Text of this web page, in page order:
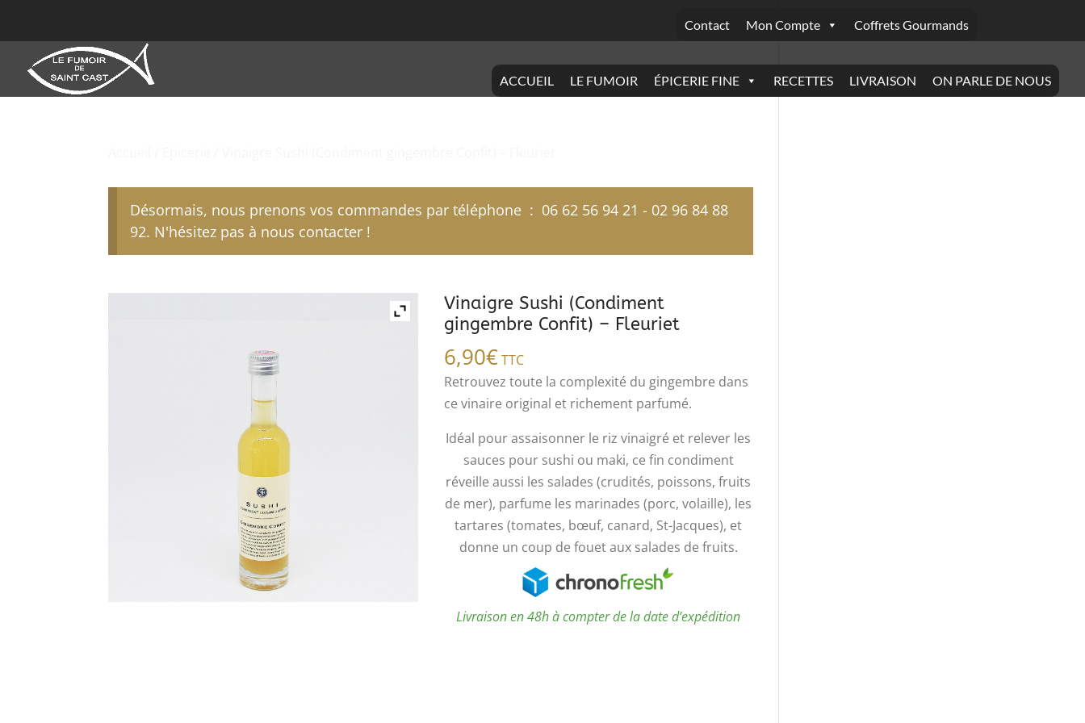
Contact Mon Compte Coffrets Gourmands
ACCUEIL LE FUMOIR ÉPICERIE FINE RECETTES LIVRAISON ON PARLE DE NOUS
Désormais, nous prenons vos commandes par téléphone : 06 62 56 94 21 - 02 96 84 88
92. N'hésitez pas à nous contacter !
Vinaigre Sushi (Condiment
gingembre Confit) – Fleuriet
6,90€ TTC
Retrouvez toute la complexité du gingembre dans
ce vinaire original et richement parfumé.
Idéal pour assaisonner le riz vinaigré et relever les
sauces pour sushi ou maki, ce fin condiment
réveille aussi les salades (crudités, poissons, fruits
de mer), parfume les marinades (porc, volaille), les
tartares (tomates, bœuf, canard, St-Jacques), et
donne un coup de fouet aux salades de fruits.
Livraison en 48h à compter de la date d’expédition